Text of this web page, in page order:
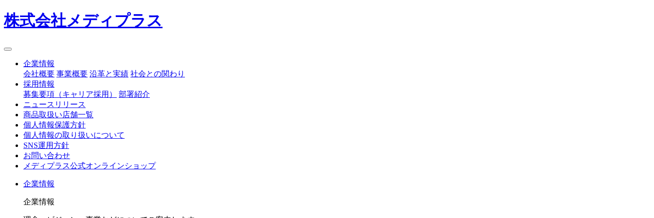
株式会社メディプラス
企業情報
会社概要 事業概要 沿革と実績 社会との関わり
採用情報
募集要項（キャリア採用）
部署紹介
ニュースリリース
商品取扱い店舗一覧
個人情報保護方針
個人情報の取り扱いについて
SNS運用方針
お問い合わせ
メディプラス公式オンラインショップ
企業情報
企業情報